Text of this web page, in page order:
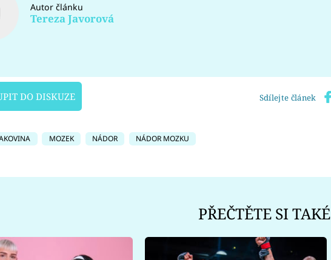
Autor článku
Tereza Javorová
DO DISKUZE Sdílejte článek
MOZEK NÁDOR NÁDOR MOZKU
PŘEČTĚTE SI TAKÉ